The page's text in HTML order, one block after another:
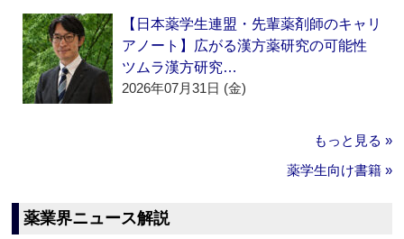
【日本薬学生連盟・先輩薬剤師のキャリ
アノート】広がる漢方薬研究の可能性
ツムラ漢方研究…
2026年07月31日 (金)
もっと見る »
薬学生向け書籍 »
薬業界ニュース解説